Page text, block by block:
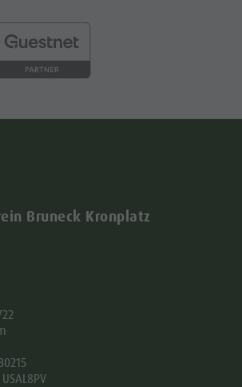
Bruneck Kronplatz